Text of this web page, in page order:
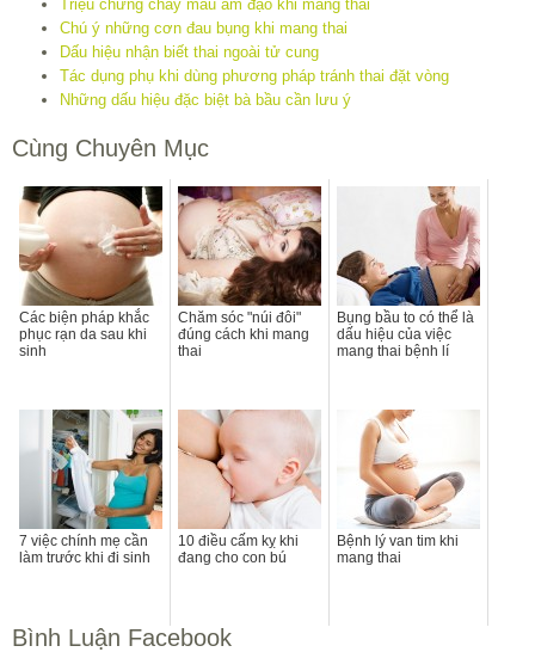
Triệu chứng chảy máu âm đạo khi mang thai
Chú ý những cơn đau bụng khi mang thai
Dấu hiệu nhận biết thai ngoài tử cung
Tác dụng phụ khi dùng phương pháp tránh thai đặt vòng
Những dấu hiệu đặc biệt bà bầu cần lưu ý
Cùng Chuyên Mục
Các biện pháp khắc
phục rạn da sau khi
sinh
Chăm sóc "núi đôi"
đúng cách khi mang
thai
Bụng bầu to có thể là
dấu hiệu của việc
mang thai bệnh lí
7 việc chính mẹ cần
làm trước khi đi sinh
10 điều cấm kỵ khi
đang cho con bú
Bệnh lý van tim khi
mang thai
Bình Luận Facebook